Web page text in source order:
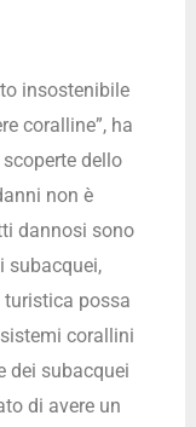
insostenibile
coralline”, ha
dello
non è
dannosi sono
subacquei,
possa
corallini
dei subacquei
di avere un